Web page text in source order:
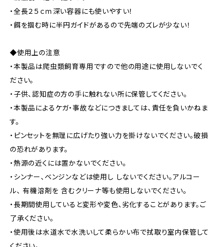
・全長２５ｃｍ深い容器にも使いやすい！
・餌を掴む時に半円ガイドがあるので先端のズレが少ない！
◆使用上の注意
・本製品は爬虫類飼育専用ですので他の用途に使用しないでく
ださい。
・子供、認知症の方の手に触れない所に保管してください。
・本製品によるケガ・事故などにつきましては、責任を負いかねま
す。
・ピンセットを無理に広げたり強い力を掛けないでください。破損
の恐れがあります。
・熱源の近くには置かないでください。
・シンナー、ベンジンなどは使用し しないでください。アルコー
ル、 有機溶剤を 含むクリーナ等も使用しないでください。
・長期間使用していると変形や変色、劣化することがあります。ご
了承ください。
・使用後は水道水で水洗いして柔らかい布で拭取り室内保管して